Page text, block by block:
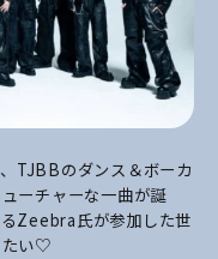
TJBBのダンス＆ボーカ
ーチャーな一曲が誕
Zeebra氏が参加した世
たい♡